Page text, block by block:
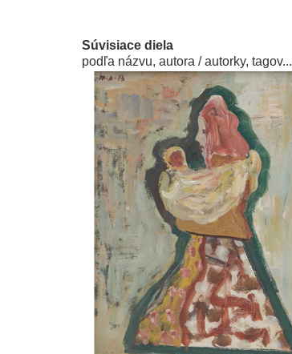
Súvisiace diela
podľa názvu, autora / autorky, tagov...